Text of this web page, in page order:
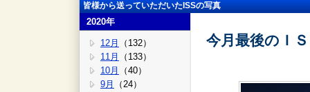
皆様から送っていただいたISSの写真
2020年
12月
（132）
11月
（133）
10月
（40）
9月
（24）
今月最後のＩ